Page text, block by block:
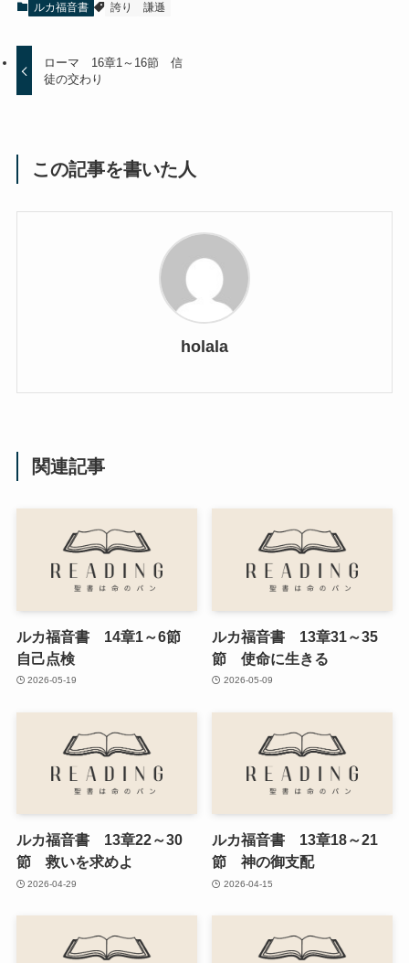
ルカ福音書 誇り 謙遜
ローマ 16章1～16節 信
徒の交わり
この記事を書いた人
holala
関連記事
ルカ福音書 14章1～6節
自己点検
2026-05-19
ルカ福音書 13章31～35
節 使命に生きる
2026-05-09
ルカ福音書 13章22～30
節 救いを求めよ
2026-04-29
ルカ福音書 13章18～21
節 神の御支配
2026-04-15